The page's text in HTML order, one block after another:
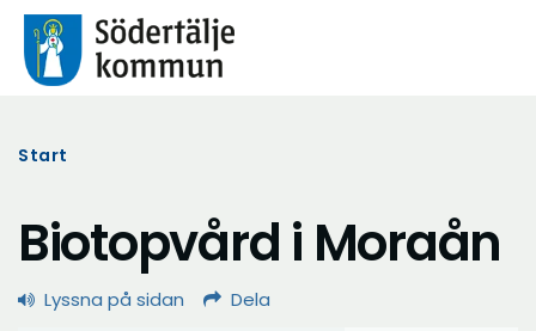
Start
Biotopvård i Moraån
Lyssna på sidan Dela